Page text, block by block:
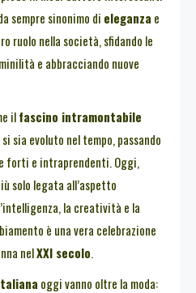
sempre sinonimo di eleganza e
ruolo nella società, sfidando le
e abbracciando nuove
ilfascino intramontabile
si sia evoluto nel tempo, passando
forti e intraprendenti. Oggi,
solo legata all’aspetto
la creatività e la
è una vera celebrazione
nelXXI secolo.
oggi vanno oltre la moda: